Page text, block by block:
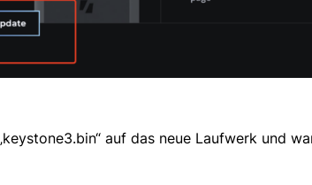
auf das neue Laufwerk und